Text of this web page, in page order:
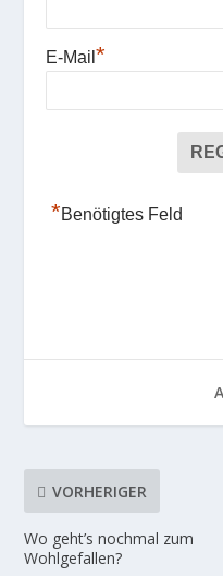
E-Mail*
*Benötigtes Feld
VORHERIGER
Wo geht’s nochmal zum
Wohlgefallen?